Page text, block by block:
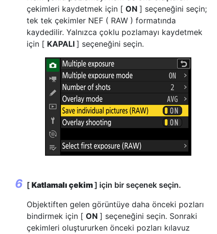
çekimleri kaydetmek için [ ON ] seçeneğini seçin;
tek tek çekimler NEF ( RAW ) formatında
kaydedilir. Yalnızca çoklu pozlamayı kaydetmek
için [ KAPALI ] seçeneğini seçin.
[ Katlamalı çekim] için bir seçenek seçin.
Objektiften gelen görüntüye daha önceki pozları
bindirmek için [ ON ] seçeneğini seçin. Sonraki
çekimleri oluştururken önceki pozları kılavuz